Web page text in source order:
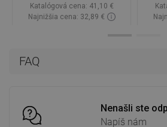
FAQ
Nenašli ste
Napíš nám
Katalógová cena: 41,10 €
Najnižšia cena: 32,89 €